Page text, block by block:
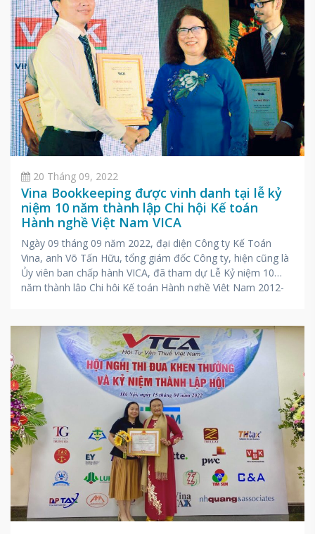
20 Tháng 09, 2022
Vina Bookkeeping được vinh danh tại lễ kỷ
niệm 10 năm thành lập Chi hội Kế toán
Hành nghề Việt Nam VICA
Ngày 09 tháng 09 năm 2022, đại diện Công ty Kế Toán
Vina, anh Võ Tấn Hữu, tổng giám đốc Công ty, hiện cũng là
Ủy viên ban chấp hành VICA, đã tham dự Lễ Kỷ niệm 10
năm thành lập Chi hội Kế toán Hành nghề Việt Nam 2012-